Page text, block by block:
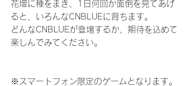
花壇に種をまき、1日何回か面倒を見てあげ
ると、いろんなCNBLUEに育ちます。
どんなCNBLUEが登場するか、期待を込めて
楽しんでみてください。
※スマートフォン限定のゲームとなります。